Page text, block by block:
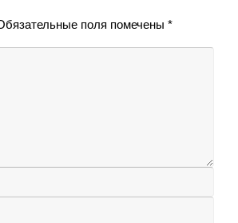
поля помечены *